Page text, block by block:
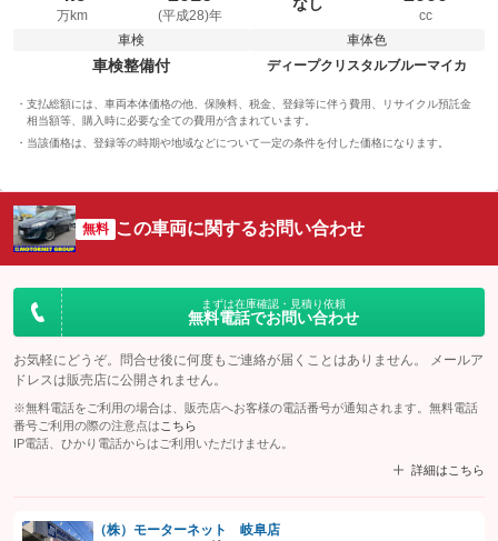
万km (平成28)年
cc
車検
車検整備付
車体色
ディープクリスタルブルーマイカ
支払総額には、車両本体価格の他、保険料、税金、登録等に伴う費用、リサイクル預託金
相当額等、購入時に必要な全ての費用が含まれています。
当該価格は、登録等の時期や地域などについて一定の条件を付した価格になります。
無料 この車両に関するお問い合わせ
まずは在庫確認・見積り依頼
無料電話でお問い合わせ
お気軽にどうぞ。問合せ後に何度もご連絡が届くことはありません。 メールア
ドレスは販売店に公開されません。
※無料電話をご利用の場合は、販売店へお客様の電話番号が通知されます。無料電話
番号ご利用の際の注意点は こちら
IP電話、ひかり電話からはご利用いただけません。
詳細はこちら
（株）モーターネット 岐阜店